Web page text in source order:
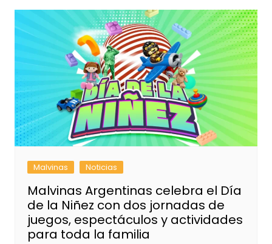
Malvinas Noticias
Malvinas Argentinas celebra el Día
de la Niñez con dos jornadas de
juegos, espectáculos y actividades
para toda la familia